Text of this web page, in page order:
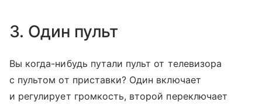
3. Один пульт
Вы когда-нибудь путали пульт от телевизора
с пультом от приставки? Один включает
и регулирует громкость, второй переключает